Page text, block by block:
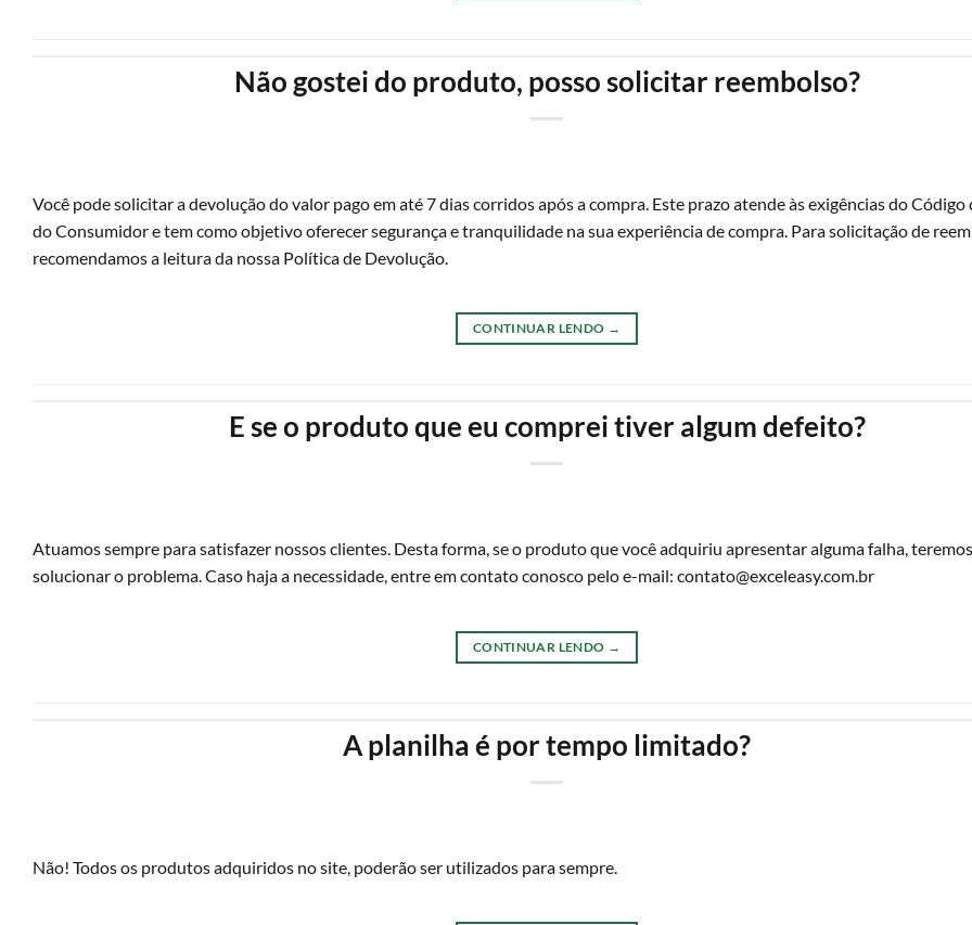
Não gostei do produto, posso solicitar reembolso?
Você pode solicitar a devolução do valor pago em até 7 dias corridos após a compra. Este prazo atende às exigências do Código
do Consumidor e tem como objetivo oferecer segurança e tranquilidade na sua experiência de compra. Para solicitação de
recomendamos a leitura da nossa Política de Devolução.
CONTINUAR LENDO →
E se o produto que eu comprei tiver algum defeito?
Atuamos sempre para satisfazer nossos clientes. Desta forma, se o produto que você adquiriu apresentar alguma falha,
solucionar o problema. Caso haja a necessidade, entre em contato conosco pelo e-mail: contato@exceleasy.com.br
CONTINUAR LENDO →
A planilha é por tempo limitado?
Não! Todos os produtos adquiridos no site, poderão ser utilizados para sempre.